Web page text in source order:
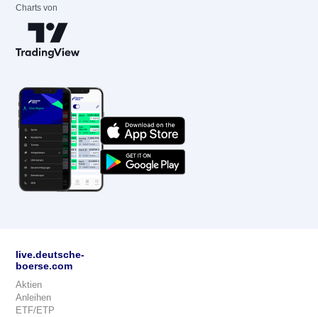
Charts von
live.deutsche-
boerse.com
Aktien
Anleihen
ETF/ETP